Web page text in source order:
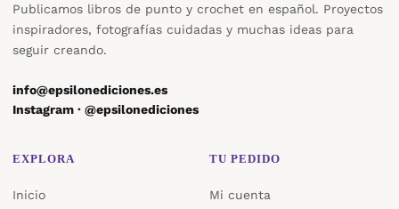
Publicamos libros de punto y crochet en español. Proyectos
inspiradores, fotografías cuidadas y muchas ideas para
seguir creando.
info@epsilonediciones.es
Instagram · @epsilonediciones
EXPLORA
Inicio
TU PEDIDO
Mi cuenta